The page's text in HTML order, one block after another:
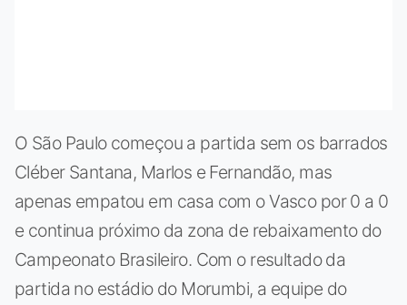
O São Paulo começou a partida sem os barrados
Cléber Santana, Marlos e Fernandão, mas
apenas empatou em casa com o Vasco por 0 a 0
e continua próximo da zona de rebaixamento do
Campeonato Brasileiro. Com o resultado da
partida no estádio do Morumbi, a equipe do